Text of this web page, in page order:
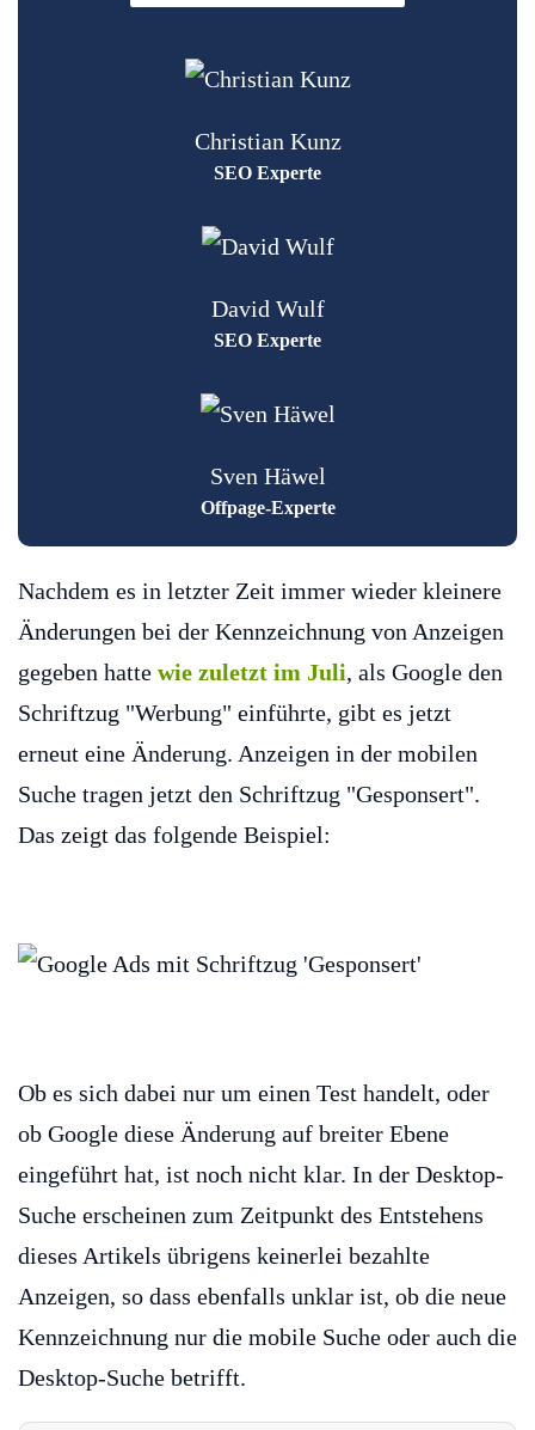
Christian Kunz
SEO Experte
David Wulf
SEO Experte
Sven Häwel
Offpage-Experte
Nachdem es in letzter Zeit immer wieder kleinere
Änderungen bei der Kennzeichnung von Anzeigen
gegeben hatte wie zuletzt im Juli, als Google den
Schriftzug "Werbung" einführte, gibt es jetzt
erneut eine Änderung. Anzeigen in der mobilen
Suche tragen jetzt den Schriftzug "Gesponsert".
Das zeigt das folgende Beispiel:
Ob es sich dabei nur um einen Test handelt, oder
ob Google diese Änderung auf breiter Ebene
eingeführt hat, ist noch nicht klar. In der Desktop-
Suche erscheinen zum Zeitpunkt des Entstehens
dieses Artikels übrigens keinerlei bezahlte
Anzeigen, so dass ebenfalls unklar ist, ob die neue
Kennzeichnung nur die mobile Suche oder auch die
Desktop-Suche betrifft.